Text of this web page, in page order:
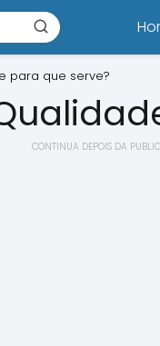
para que serve?
CONTINUA DEPOIS DA